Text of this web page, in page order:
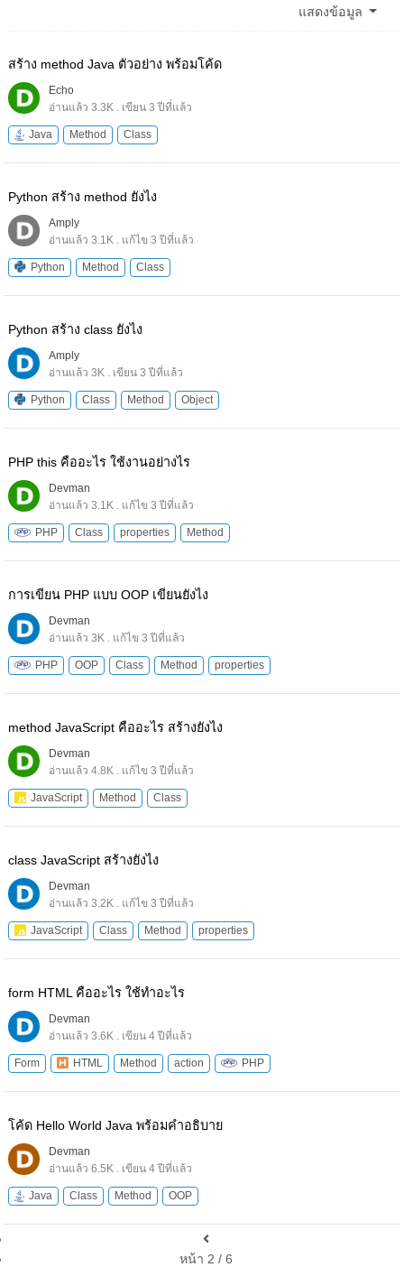
แสดงข้อมูล
สร้าง method Java ตัวอย่าง พร้อมโค้ด
Echo
อ่านแล้ว 3.3K . เขียน 3 ปีที่แล้ว
Java Method Class
Python สร้าง method ยังไง
Amply
อ่านแล้ว 3.1K . แก้ไข 3 ปีที่แล้ว
Python Method Class
Python สร้าง class ยังไง
Amply
อ่านแล้ว 3K . เขียน 3 ปีที่แล้ว
Python Class Method Object
PHP this คืออะไร ใช้งานอย่างไร
Devman
อ่านแล้ว 3.1K . แก้ไข 3 ปีที่แล้ว
PHP Class properties Method
การเขียน PHP แบบ OOP เขียนยังไง
Devman
อ่านแล้ว 3K . แก้ไข 3 ปีที่แล้ว
PHP OOP Class Method properties
method JavaScript คืออะไร สร้างยังไง
Devman
อ่านแล้ว 4.8K . แก้ไข 3 ปีที่แล้ว
JavaScript Method Class
class JavaScript สร้างยังไง
Devman
อ่านแล้ว 3.2K . แก้ไข 3 ปีที่แล้ว
JavaScript Class Method properties
form HTML คืออะไร ใช้ทำอะไร
Devman
อ่านแล้ว 3.6K . เขียน 4 ปีที่แล้ว
Form HTML Method action PHP
โค้ด Hello World Java พร้อมคำอธิบาย
Devman
อ่านแล้ว 6.5K . เขียน 4 ปีที่แล้ว
Java Class Method OOP
หน้า 2 / 6